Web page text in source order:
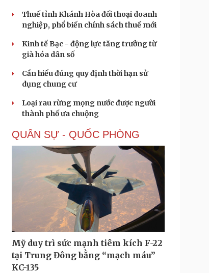
Thuế tỉnh Khánh Hòa đối thoại doanh
nghiệp, phổ biến chính sách thuế mới
Kinh tế Bạc - động lực tăng trưởng từ
già hóa dân số
Cần hiểu đúng quy định thời hạn sử
dụng chung cư
Loại rau rừng mọng nước được người
thành phố ưa chuộng
QUÂN SỰ - QUỐC PHÒNG
Mỹ duy trì sức mạnh tiêm kích F-22
tại Trung Đông bằng “mạch máu”
KC-135